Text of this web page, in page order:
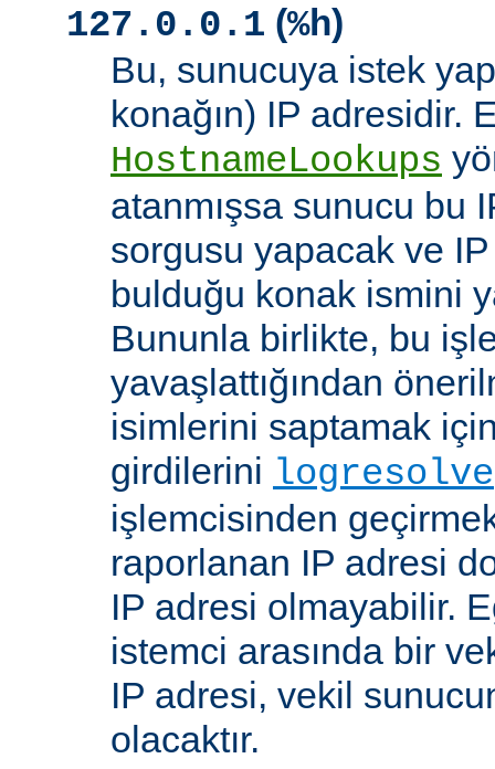
127.0.0.1 (%h)
Bu, sunucuya istek
konağın) IP adresidir.
HostnameLookups
atanmışsa sunucu bu
sorgusu yapacak ve
bulduğu konak ismini
Bununla birlikte, bu
yavaşlattığından
isimlerini saptamak
girdilerini logresolve
işlemcisinden
raporlanan IP adresi
IP adresi olmayabilir.
istemci arasında bir
IP adresi, vekil
olacaktır.